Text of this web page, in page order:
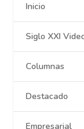
Inicio
Siglo XXI
Columnas
Destacado
Empresarial